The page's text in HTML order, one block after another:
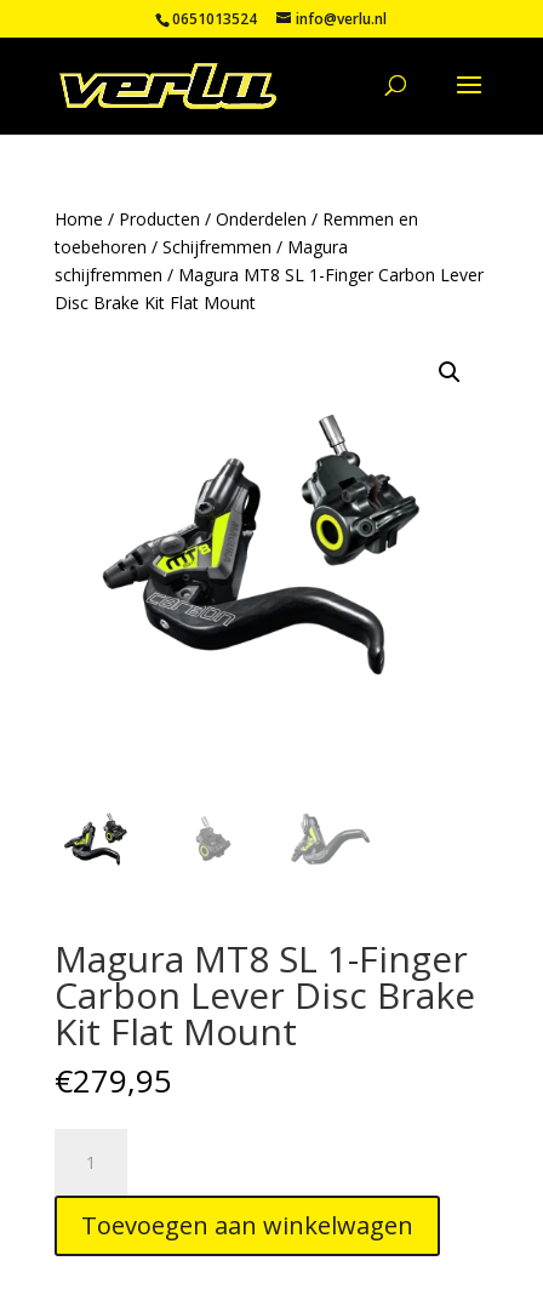
0651013524 info@verlu.nl
Home / Producten / Onderdelen / Remmen en
toebehoren / Schijfremmen / Magura
schijfremmen / Magura MT8 SL 1-Finger Carbon Lever
Disc Brake Kit Flat Mount
Magura MT8 SL 1-Finger
Carbon Lever Disc Brake
Kit Flat Mount
€279,95
SL
Finger
Toevoegen aan winkelwagen